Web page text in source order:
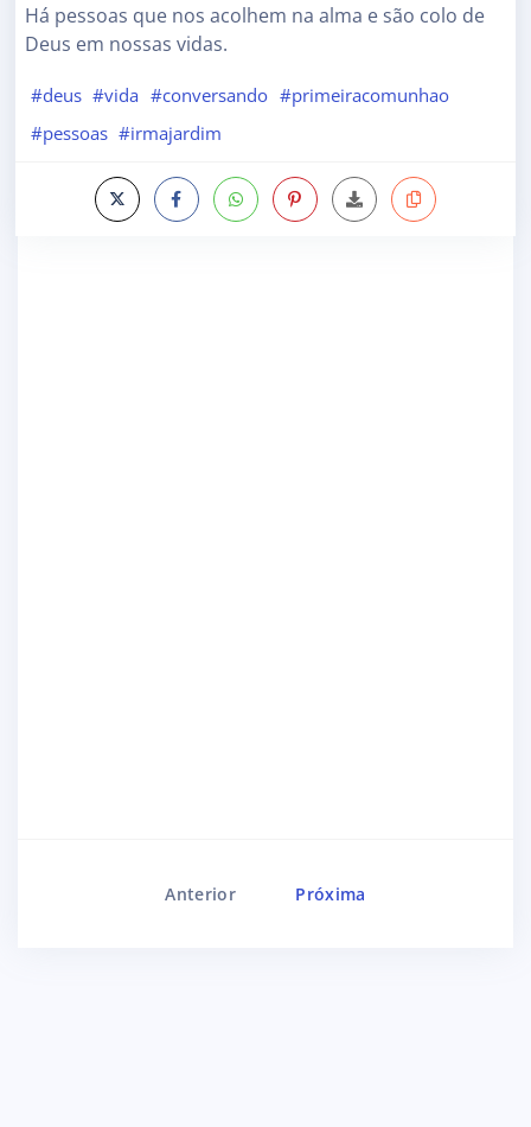
Há pessoas que nos acolhem na alma e são colo de
Deus em nossas vidas.
#deus #vida #conversando #primeiracomunhao
#pessoas #irmajardim
Anterior Próxima